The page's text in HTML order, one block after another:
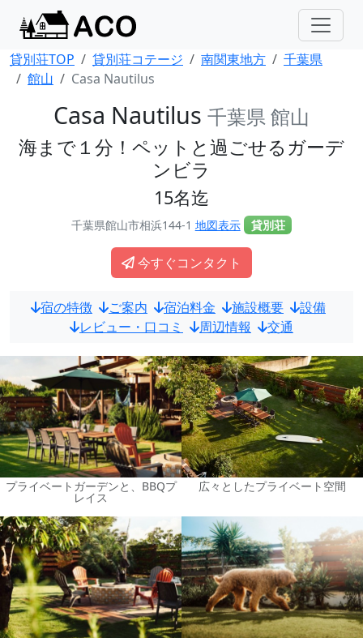
貸別荘TOP 貸別荘コテージ 南関東地方
千葉県
館山
Casa Nautilus
Casa Nautilus 千葉県 館山
海まで１分！ペットと過ごせるガーデ
ンビラ
15名迄
千葉県館山市相浜144-1 地図表示 貸別荘
今すぐコンタクト
宿の特徴 ご案内 宿泊料金 施設概要
設備
レビュー・口コミ
周辺情報 交通
プライベートガーデンと、BBQプ
レイス
広々としたプライベート空間